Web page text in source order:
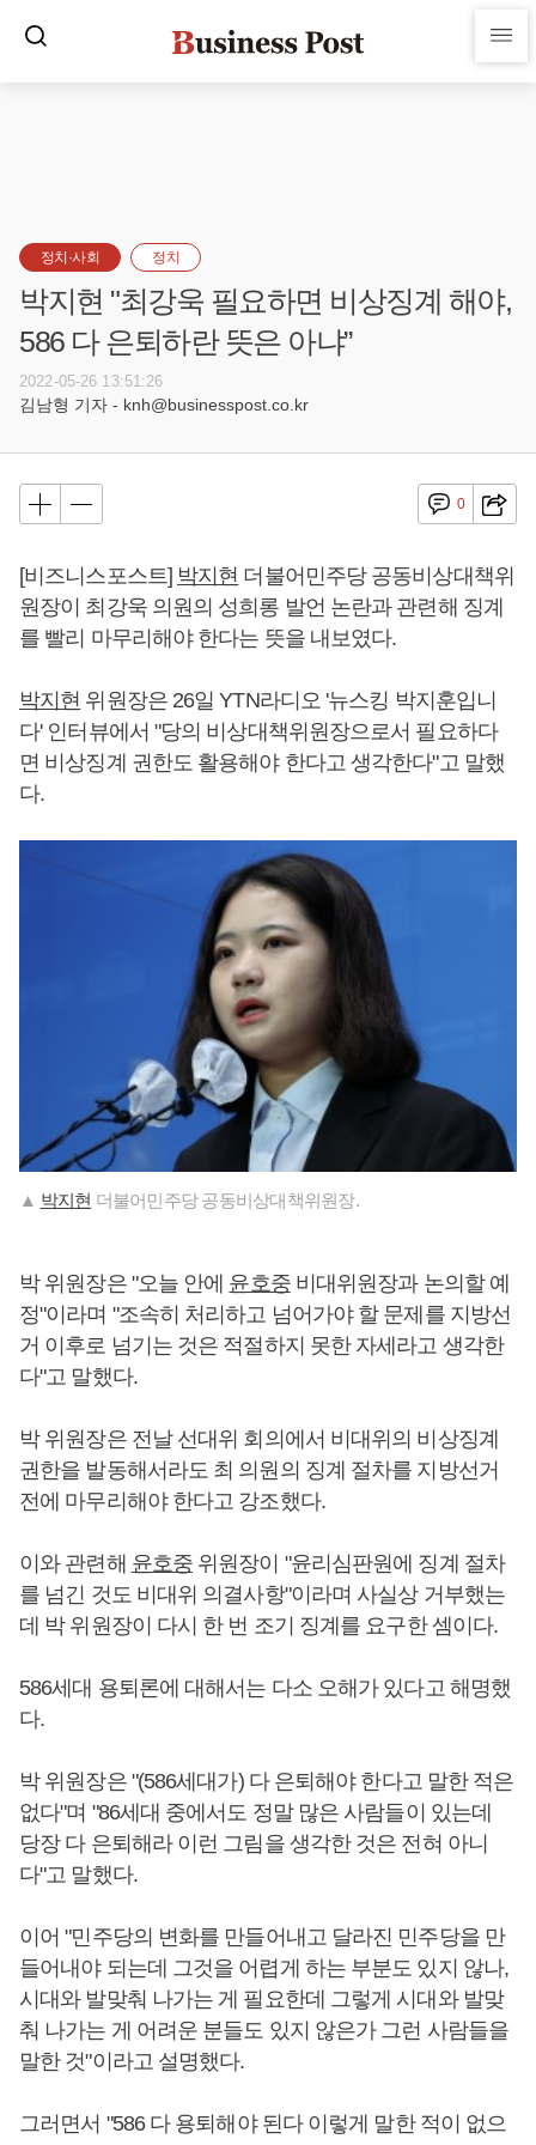
정치·사회 정치
박지현 "최강욱 필요하면 비상징계 해야,
586 다 은퇴하란 뜻은 아냐”
2022-05-26 13:51:26
김남형 기자 - knh@businesspost.co.kr
0
[비즈니스포스트] 박지현 더불어민주당 공동비상대책위
원장이 최강욱 의원의 성희롱 발언 논란과 관련해 징계
를 빨리 마무리해야 한다는 뜻을 내보였다.
박지현 위원장은 26일 YTN라디오 '뉴스킹 박지훈입니
다' 인터뷰에서 "당의 비상대책위원장으로서 필요하다
면 비상징계 권한도 활용해야 한다고 생각한다"고 말했
다.
▲ 박지현 더불어민주당 공동비상대책위원장.
박 위원장은 "오늘 안에 윤호중비대위원장과 논의할 예
정"이라며 "조속히 처리하고 넘어가야 할 문제를 지방선
거 이후로 넘기는 것은 적절하지 못한 자세라고 생각한
다"고 말했다.
박 위원장은 전날 선대위 회의에서 비대위의 비상징계
권한을 발동해서라도 최 의원의 징계 절차를 지방선거
전에 마무리해야 한다고 강조했다.
이와 관련해 윤호중 위원장이 "윤리심판원에 징계 절차
를 넘긴 것도 비대위 의결사항"이라며 사실상 거부했는
데 박 위원장이 다시 한 번 조기 징계를 요구한 셈이다.
586세대 용퇴론에 대해서는 다소 오해가 있다고 해명했
다.
박 위원장은 "(586세대가) 다 은퇴해야 한다고 말한 적은
없다"며 "86세대 중에서도 정말 많은 사람들이 있는데
당장 다 은퇴해라 이런 그림을 생각한 것은 전혀 아니
다"고 말했다.
이어 "민주당의 변화를 만들어내고 달라진 민주당을 만
들어내야 되는데 그것을 어렵게 하는 부분도 있지 않나,
시대와 발맞춰 나가는 게 필요한데 그렇게 시대와 발맞
춰 나가는 게 어려운 분들도 있지 않은가 그런 사람들을
말한 것"이라고 설명했다.
그러면서 "586 다 용퇴해야 된다 이렇게 말한 적이 없으